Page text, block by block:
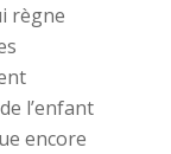
règne
l’enfant
encore